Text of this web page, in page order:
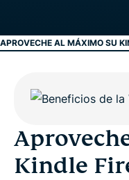
APROVECHE AL MÁXIMO SU
Fire
Kindle